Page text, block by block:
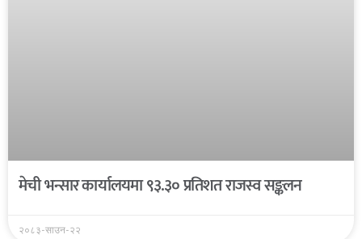
मेची भन्सार कार्यालयमा ९३.३० प्रतिशत राजस्व सङ्कलन
२०८३-साउन-२२